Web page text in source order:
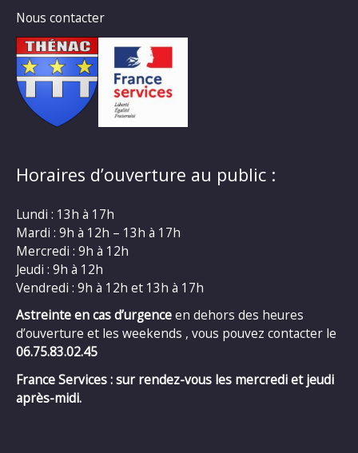
Nous contacter
Horaires d’ouverture au public :
Lundi : 13h à 17h
Mardi : 9h à 12h – 13h à 17h
Mercredi : 9h à 12h
Jeudi : 9h à 12h
Vendredi : 9h à 12h et 13h à 17h
Astreinte en cas d’urgenceen dehors des heures
d’ouverture et les weekends , vous pouvez contacter le
06.75.83.02.45
France Services : sur rendez-vous les mercredi et jeudi
après-midi.